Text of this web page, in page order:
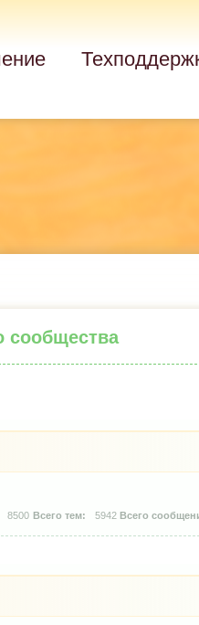
8500 5942